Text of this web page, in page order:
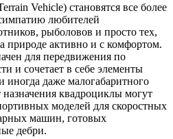
Vehicle) становятся все более
любителей
рыболовов и просто тех,
природе активно и с комфортом.
для передвижения по
и сочетает в себе элементы
даже малогабаритного
квадроциклы могут
моделей для скоростных
машин, готовых
дебри.